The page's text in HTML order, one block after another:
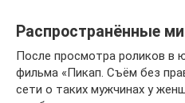
Распространённые
После просмотра роликов в
фильма «Пикап. Съём без
сети о таких мужчинах у